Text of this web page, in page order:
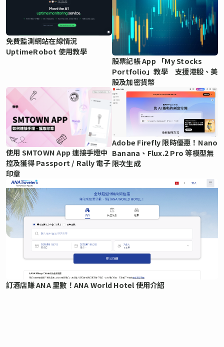
免費監測網站在線情況
UptimeRobot 使用教學
股票記帳 App 「My Stocks
Portfolio」教學 支援港股、美
股及加密貨幣
使用 SMTOWN App 連接手燈中
控及獲得 Passport / Rally 電子
印章
Adobe Firefly 限時優惠！Nano
Banana、Flux.2 Pro 等模型無
限次生成
訂酒店賺 ANA 里數！ANA World Hotel 使用介紹